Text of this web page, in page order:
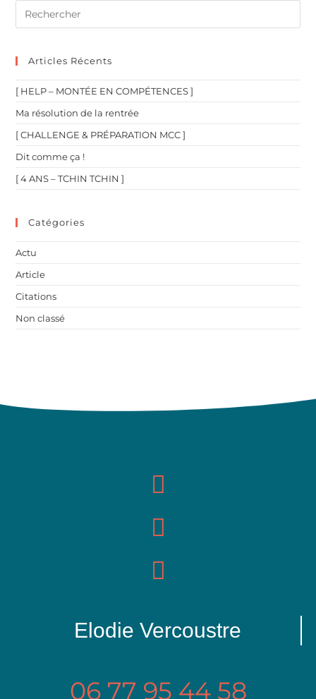
Articles Récents
[ HELP – MONTÉE EN COMPÉTENCES ]
Ma résolution de la rentrée
[ CHALLENGE & PRÉPARATION MCC ]
Dit comme ça !
[ 4 ANS – TCHIN TCHIN ]
Catégories
Actu
Article
Citations
Non classé
Elodie Vercoustre
06 77 95 44 58